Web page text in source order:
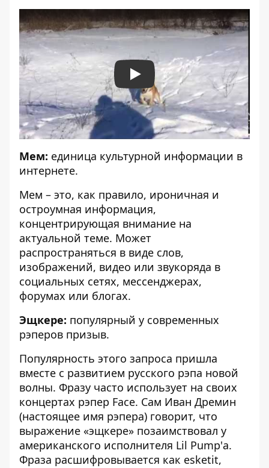
Play
Мем: единица культурной информации в
интернете.
Мем – это, как правило, ироничная и
остроумная информация,
концентрирующая внимание на
актуальной теме. Может
распространяться в виде слов,
изображений, видео или звукоряда в
социальных сетях, мессенджерах,
форумах или блогах.
Эщкере: популярный у современных
рэперов призыв.
Популярность этого запроса пришла
вместе с развитием русского рэпа новой
волны. Фразу часто использует на своих
концертах рэпер Face. Сам Иван Дремин
(настоящее имя рэпера) говорит, что
выражение «эщкере» позаимствовал у
американского исполнителя Lil Pump'а.
Фраза расшифровывается как esketit,